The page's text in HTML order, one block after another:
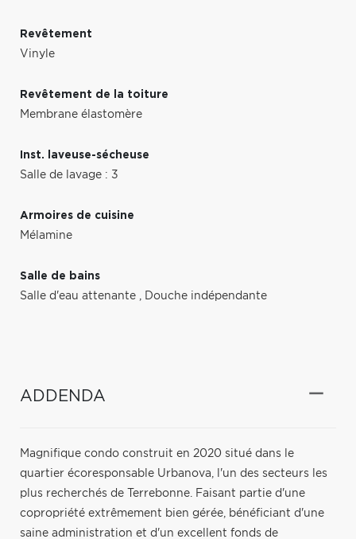
Revêtement
Vinyle
Revêtement de la toiture
Membrane élastomère
Inst. laveuse-sécheuse
Salle de lavage : 3
Armoires de cuisine
Mélamine
Salle de bains
Salle d'eau attenante , Douche indépendante
ADDENDA
Magnifique condo construit en 2020 situé dans le
quartier écoresponsable Urbanova, l'un des secteurs les
plus recherchés de Terrebonne. Faisant partie d'une
copropriété extrêmement bien gérée, bénéficiant d'une
saine administration et d'un excellent fonds de